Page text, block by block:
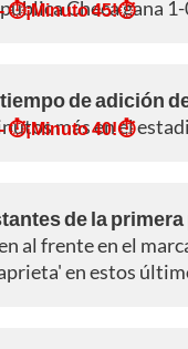
Checa gana
⏱️¡Minuto 45!⏱️
de adición
más en el
⏱️¡Minuto 40!⏱️
de la
al frente en el
en estos